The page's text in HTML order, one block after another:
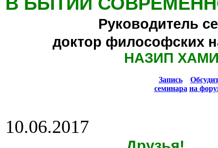
Руководитель
доктор философских
НАЗИП
Запись
семинара на
10.06.2017